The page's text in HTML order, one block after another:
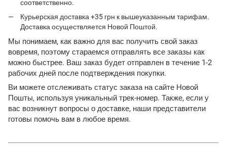
соответственно.
Курьерская доставка +35 грн к вышеуказанным тарифам.
Доставка осуществляется Новой Поштой.
Мы понимаем, как важно для вас получить свой заказ
вовремя, поэтому стараемся отправлять все заказы как
можно быстрее. Ваш заказ будет отправлен в течение 1-2
рабочих дней после подтверждения покупки.
Ви можете отслеживать статус заказа на сайте Новой
Пошты, используя уникальный трек-номер. Также, если у
вас возникнут вопросы о доставке, наши представители
готовы помочь вам в любое время.